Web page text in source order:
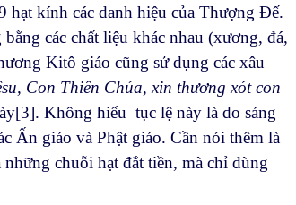
hạt kính các danh hiệu của Thượng Đế.
các chất liệu khác nhau (xương, đá,
Kitô giáo cũng sử dụng các xâu
Con Thiên Chúa, xin thương xót con
[3]. Không hiểu tục lệ này là do sáng
Ấn giáo và Phật giáo. Cần nói thêm là
chuỗi hạt đắt tiền, mà chỉ dùng